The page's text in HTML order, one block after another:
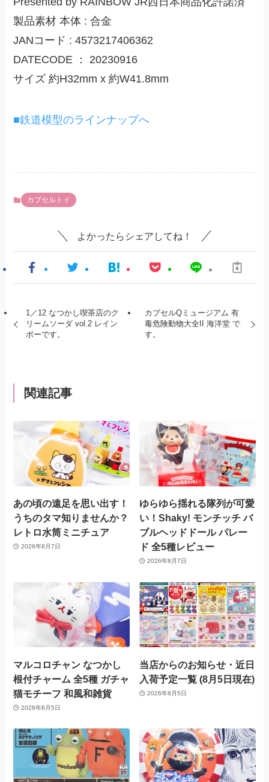
製品素材 本体 : 合金
JANコード : 4573217406362
DATECODE ： 20230916
サイズ 約H32mm x 約W41.8mm
■鉄道模型のラインナップへ
カプセルトイ
よかったらシェアしてね！
1／12 なつかし喫茶店のク
リームソーダ vol.2 レイン
ボーです。
カプセルQミュージアム 有
毒危険動物大全II 海洋堂 で
す。
関連記事
あの頃の遠足を思い出す！
うちのタマ知りませんか？
レトロ水筒ミニチュア
2026年8月7日
ゆらゆら揺れる隊列が可愛
い！Shaky! モンチッチ バ
ブルヘッドドール パレー
ド 全5種レビュー
2026年8月7日
マルコロチャン なつかし
根付チャーム 全5種 ガチャ
猫モチーフ 和風和雑貨
2026年8月5日
当店からのお知らせ・近日
入荷予定一覧 (8月5日現在)
2026年8月5日